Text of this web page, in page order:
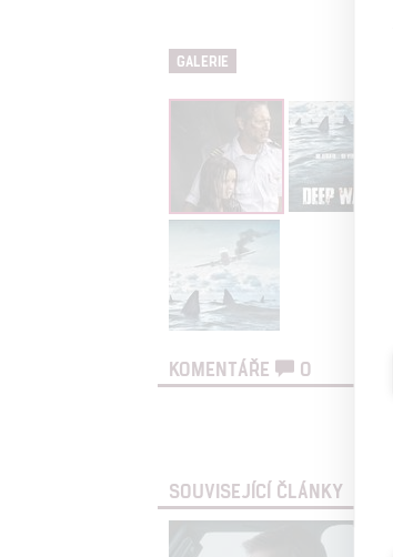
GALERIE
KOMENTÁŘE 0
SOUVISEJÍCÍ ČLÁNKY